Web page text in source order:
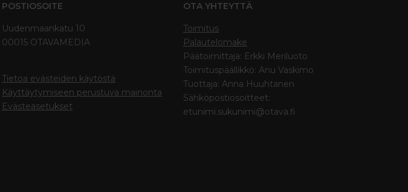
POSTIOSOITE
Uudenmaankatu 10
00015 OTAVAMEDIA
Tietoa evästeiden käytöstä
Käyttäytymiseen perustuva mainonta
Evästeasetukset
OTA YHTEYTTÄ
Toimitus
Palautelomake
Päätoimittaja: Erkki Meriluoto
Toimituspäällikkö: Anu Vaskimo
Tuottaja: Anna Huuhtanen
Sähköpostiosoitteet:
etunimi.sukunimi@otava.fi